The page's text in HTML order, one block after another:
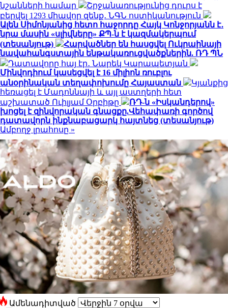
նշանների համար
Շրջանառությունից դուրս է
բերվել 1293 միավոր զենք․ ՆԳՆ ոստիկանություն
Ալեն Սիմոնյանից հետո հաջորդը Հայկ Կոնջորյանն է․
նրա մասին «սլիվները» ՔՊ-ն է կազմակերպում
(տեսանյութ)
Հարվածներ են հասցվել Ուկրաինայի
նավահանգստային ենթակառուցվածքներին. ՌԴ ՊՆ
Դատավորը հայ էր․ Նարեկ Կարապետյան
Մինվոդիում կասեցվել է 16 միլիոն ռուբլու
անօրինական տեղափոխումը Հայաստան
Կյանքից
հեռացել է Մադոննայի և այլ աստղերի հետ
աշխատած Ուիլյամ Օրբիթը
ՌԴ-ն «Իսկանդերով»
խոցել է զինվորական գնացքը.Վեհափառի գործով
դատավորն ինքնաբացարկ հայտնեց (տեսանյութ)
Ամբողջ լրահոսը »
Ամենադիտված